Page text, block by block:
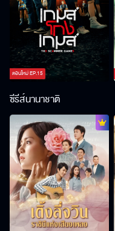
ตอนใหม่EP.15
ซีรีส์นานาชาติ